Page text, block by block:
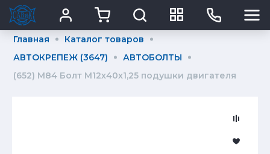
Главная
Каталог товаров
АВТОКРЕПЕЖ (3647)
АВТОБОЛТЫ
(652) М84 Болт М12х40х1,25 подушки двигателя